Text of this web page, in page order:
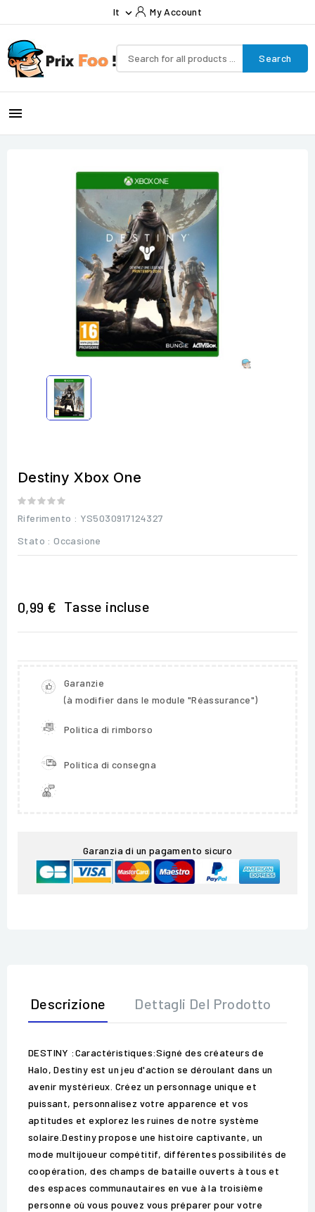
It  My Account
Search

Destiny Xbox One
Riferimento : YS5030917124327
Stato : Occasione
0,99 € Tasse incluse
Garanzie
(à modifier dans le module "Réassurance")
Politica di rimborso
Politica di consegna
Garanzia di un pagamento sicuro
Descrizione Dettagli Del Prodotto
DESTINY :Caractéristiques:Signé des créateurs de
Halo, Destiny est un jeu d'action se déroulant dans un
avenir mystérieux. Créez un personnage unique et
puissant, personnalisez votre apparence et vos
aptitudes et explorez les ruines de notre système
solaire.Destiny propose une histoire captivante, un
mode multijoueur compétitif, différentes possibilités de
coopération, des champs de bataille ouverts à tous et
des espaces communautaires en vue à la troisième
personne où vous pouvez vous préparer pour votre